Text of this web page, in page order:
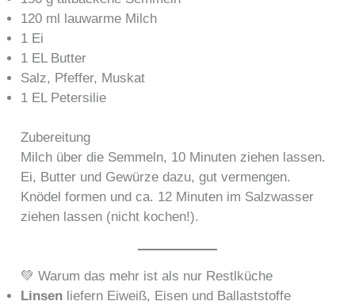
120 ml lauwarme Milch
1 Ei
1 EL Butter
Salz, Pfeffer, Muskat
1 EL Petersilie
Zubereitung
Milch über die Semmeln, 10 Minuten ziehen lassen.
Ei, Butter und Gewürze dazu, gut vermengen.
Knödel formen und ca. 12 Minuten im Salzwasser
ziehen lassen (nicht kochen!).
💚 Warum das mehr ist als nur Restlküche
Linsen liefern Eiweiß, Eisen und Ballaststoffe